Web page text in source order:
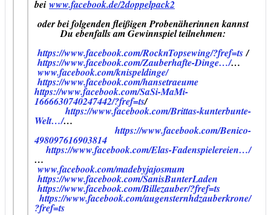
bei www.facebook.de/2doppelpack2
oder bei folgenden fleißigen Probenäherinnen kannst
Du ebenfalls am Gewinnspiel teilnehmen:
https://www.facebook.com/RocknTopsewing/?fref=ts/
https://www.facebook.com/Zauberhafte-Dinge…/…
www.facebook.com/knispeldinge/
https://www.facebook.com/hansetraeume
https://www.facebook.com/SaSi-MaMi-
1666630740247442/?fref=ts/
https://www.facebook.com/Brittas-kunterbunte-
Welt…/…
https://www.facebook.com/Benico-
498097616903814
https://www.facebook.com/Elas-Fadenspielereien…/
…
www.facebook.com/madebyjajosmum
https://www.facebook.com/SanisBunterLaden
https://www.facebook.com/Billezauber/?fref=ts
https://www.facebook.com/augensternhdzauberkrone/
?fref=ts